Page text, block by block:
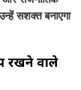
सशक्त बनाएगा
रखने वाले